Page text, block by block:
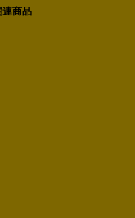
連商品